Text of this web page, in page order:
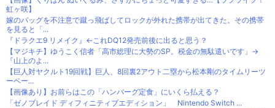
虹ヶ咲】
嫁のバッグを不注意で蹴っ飛ばしてロックが外れた携帯が出てきた。その携帯
を見ると「...
『ドラクエ9 リメイク』←これDQ12発売前後に出ると思う？
【マジキチ】ゆうこく信者「高市総理に大勢のSP。税金の無駄遣いです」→
『山上のよ...
【巨人対ヤクルト19回戦】巨人、8回裏2アウト二塁から松本剛のタイムリーツ
ーベー...
【画像あり】お前らはこの「ハンバーグ定食」にいくら払える？
「ゼノブレイド ディフィニティブエディション」 Nintendo Switch ...